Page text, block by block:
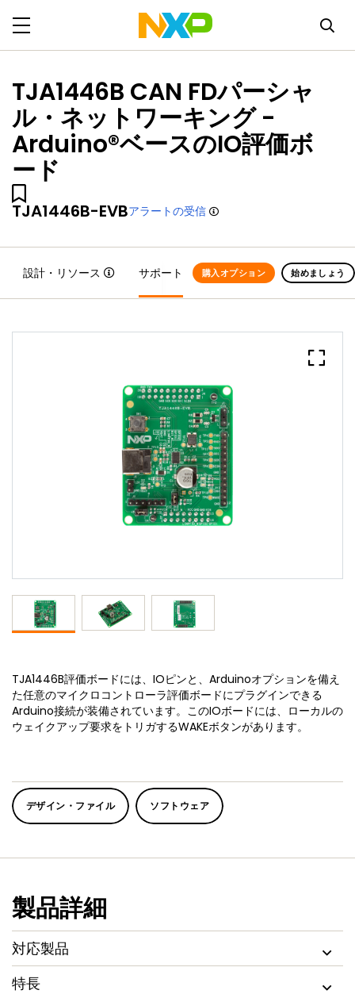
TJA1446B CAN FDパーシャ
ル・ネットワーキング -
Arduino®ベースのIO評価ボ
ード
TJA1446B-EVBアラートの受信
設計・リソース サポート 購入オプション 始めましょう
TJA1446B評価ボードには、IOピンと、Arduinoオプションを備え
た任意のマイクロコントローラ評価ボードにプラグインできる
Arduino接続が装備されています。このIOボードには、ローカルの
ウェイクアップ要求をトリガするWAKEボタンがあります。
デザイン・ファイル ソフトウェア
製品詳細
対応製品
特長